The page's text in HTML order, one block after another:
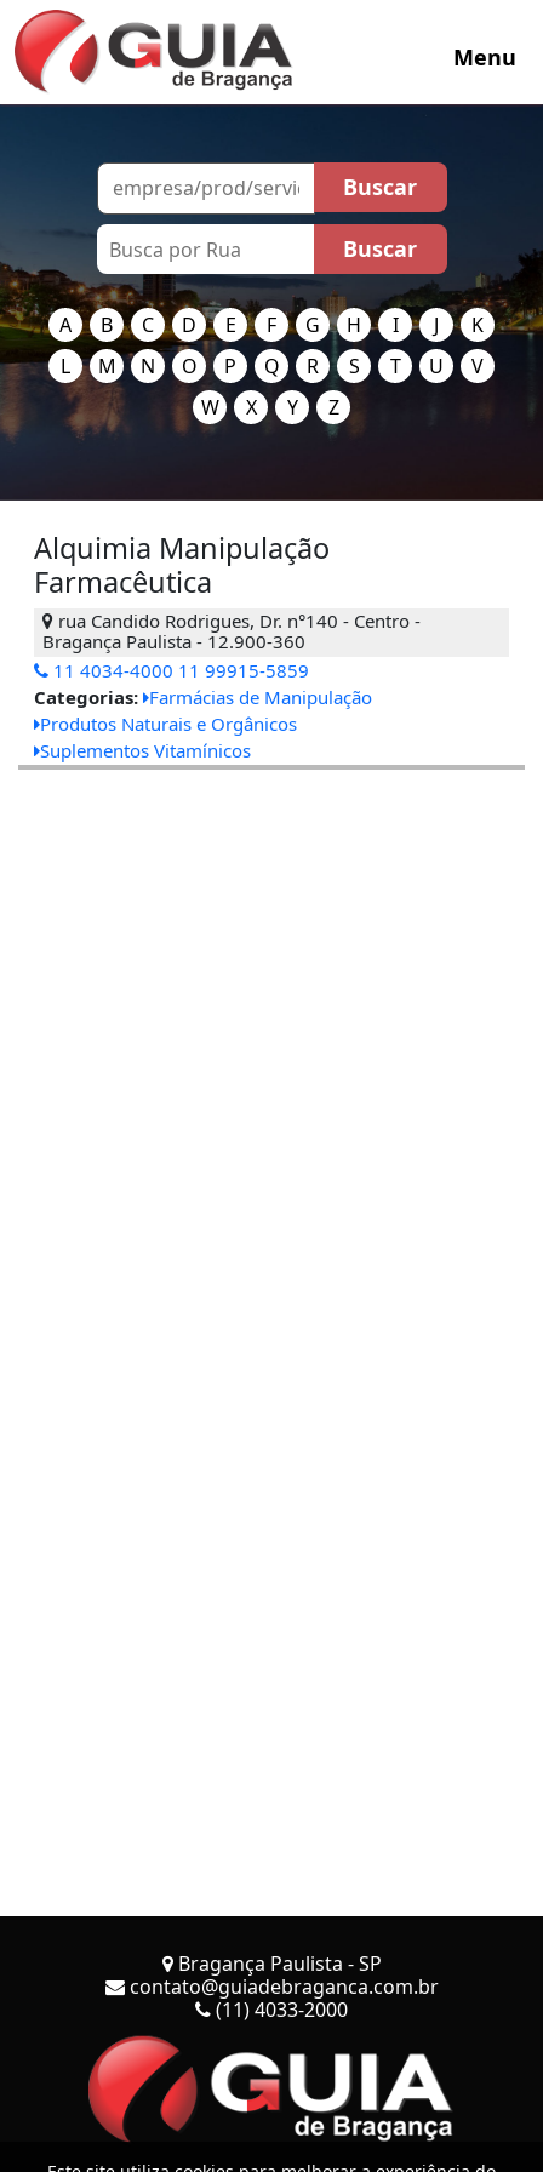
Menu
A B C D E F G H I J
K
L
M N O P Q R S T U
V
W
X Y Z
Alquimia Manipulação
Farmacêutica
rua Candido Rodrigues, Dr. n°140 - Centro -
Bragança Paulista - 12.900-360
11 4034-4000 11 99915-5859
Categorias: Farmácias de Manipulação
Produtos Naturais e Orgânicos
Suplementos Vitamínicos
Bragança Paulista - SP
contato@guiadebraganca.com.br
(11) 4033-2000